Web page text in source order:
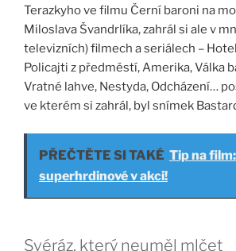
Terazkyho ve filmu Černí baroni na
Miloslava Švandrlíka, zahrál si ale v
televizních) filmech a seriálech –
Policajti z předměstí, Amerika, Válka
Vratné lahve, Nestyda, Odcházení…
ve kterém si zahrál, byl snímek
PŘEČTĚTE SI TAKÉ Tip na
superhrdinové v akci!
Svéráz, který neuměl mlčet